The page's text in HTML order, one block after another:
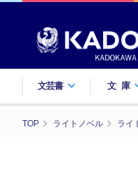
文芸書 文庫
TOP ライトノベル ライ